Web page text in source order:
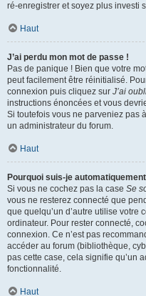
ré-enregistrer et soyez plus investi
Haut
J’ai perdu mon mot de passe !
Pas de panique ! Bien que votre
peut facilement être réinitialisé.
connexion puis cliquez sur J’ai
instructions énoncées et vous
Si toutefois vous ne parveniez pas
un administrateur du forum.
Haut
Pourquoi suis-je
Si vous ne cochez pas la case Se
vous ne resterez connecté que
que quelqu’un d’autre utilise votre
ordinateur. Pour rester connecté,
connexion. Ce n’est pas
accéder au forum (bibliothèque,
pas cette case, cela signifie qu’un
fonctionnalité.
Haut